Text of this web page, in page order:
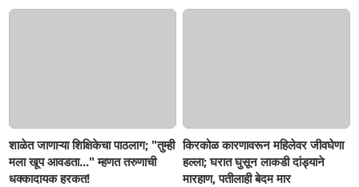
शाळेत जाणाऱ्या शिक्षिकेचा पाठलाग; "तुम्ही
मला खूप आवडता..." म्हणत तरुणाची
धक्कादायक हरकत!
किरकोळ कारणावरून महिलेवर जीवघेणा
हल्ला; घरात घुसून लाकडी दांड्याने
मारहाण, पतीलाही बेदम मार